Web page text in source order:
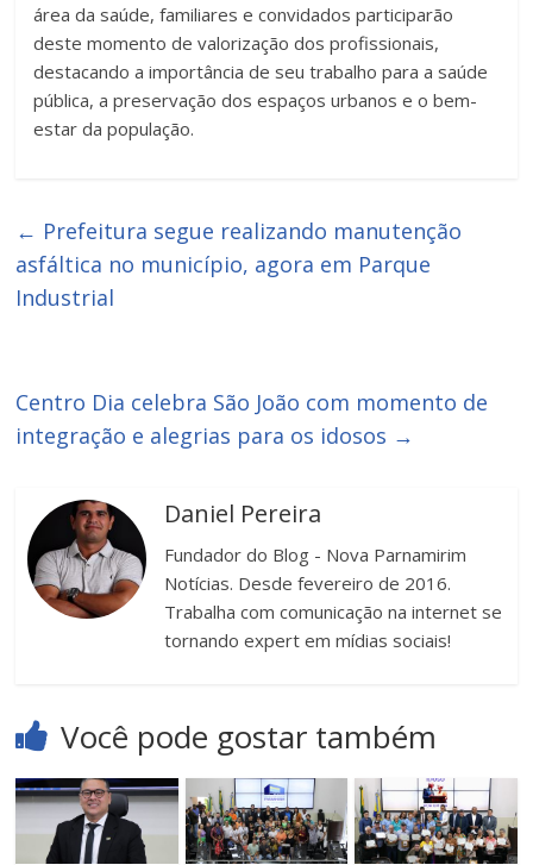
área da saúde, familiares e convidados participarão
deste momento de valorização dos profissionais,
destacando a importância de seu trabalho para a saúde
pública, a preservação dos espaços urbanos e o bem-
estar da população.
← Prefeitura segue realizando manutenção
asfáltica no município, agora em Parque
Industrial
Centro Dia celebra São João com momento de
integração e alegrias para os idosos →
Daniel Pereira
Fundador do Blog - Nova Parnamirim
Notícias. Desde fevereiro de 2016.
Trabalha com comunicação na internet se
tornando expert em mídias sociais!
Você pode gostar também